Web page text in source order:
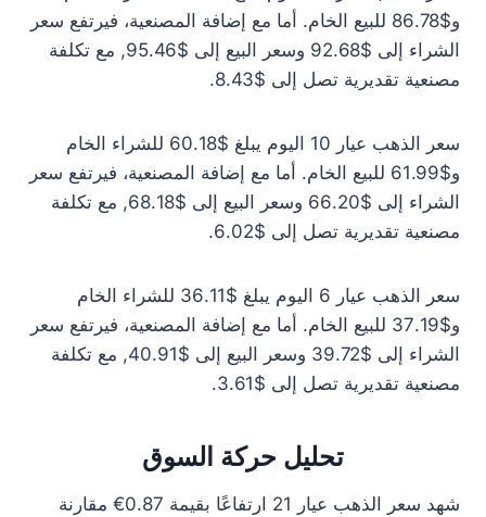
و$86.78 للبيع الخام. أما مع إضافة المصنعية، فيرتفع سعر
الشراء إلى $92.68 وسعر البيع إلى $95.46, مع تكلفة
مصنعية تقديرية تصل إلى $8.43.
سعر الذهب عيار 10 اليوم يبلغ $60.18 للشراء الخام
و$61.99 للبيع الخام. أما مع إضافة المصنعية، فيرتفع سعر
الشراء إلى $66.20 وسعر البيع إلى $68.18, مع تكلفة
مصنعية تقديرية تصل إلى $6.02.
سعر الذهب عيار 6 اليوم يبلغ $36.11 للشراء الخام
و$37.19 للبيع الخام. أما مع إضافة المصنعية، فيرتفع سعر
الشراء إلى $39.72 وسعر البيع إلى $40.91, مع تكلفة
مصنعية تقديرية تصل إلى $3.61.
تحليل حركة السوق
شهد سعر الذهب عيار 21 ارتفاعًا بقيمة 0.87€ مقارنة